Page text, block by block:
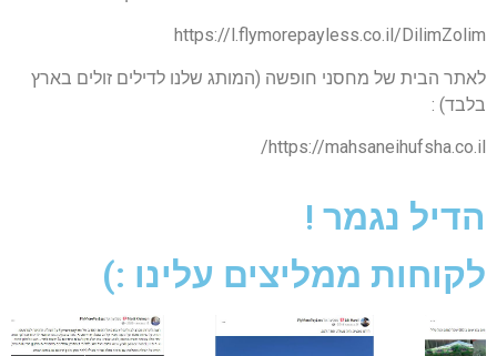
https://l.flymorepayless.co.il/DilimZolim
לאתר הבית של מחסני חופשה (המותג שלנו לדילים זולים בארץ
בלבד) :
https://mahsaneihufsha.co.il/
הדיל נגמר !
לקוחות ממליצים עלינו :)